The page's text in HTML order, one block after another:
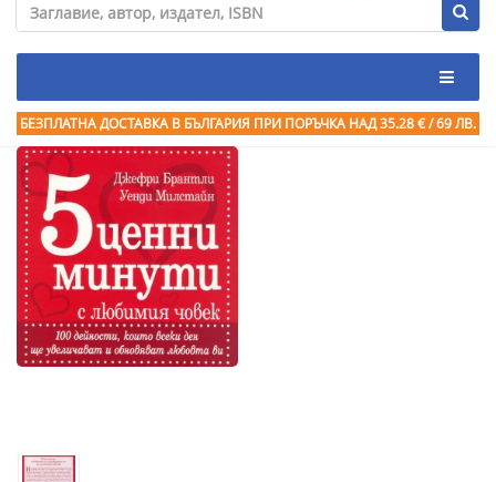
БЕЗПЛАТНА ДОСТАВКА В БЪЛГАРИЯ ПРИ ПОРЪЧКА НАД 35.28 € / 69 ЛВ.